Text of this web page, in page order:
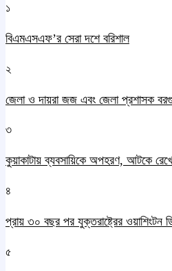
১
বিএমএসএফ’র সেরা দশে বরিশাল
২
জেলা ও দায়রা জজ এবং জেলা প্রশাসক
৩
কুয়াকাটায় ব্যবসায়িকে অপহরণ, আটকে
৪
প্রায় ৩০ বছর পর যুক্তরাষ্ট্রের ওয়াশিংটন
৫